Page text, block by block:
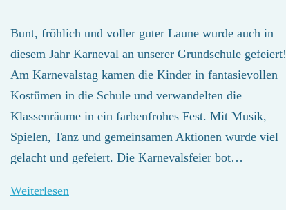
Bunt, fröhlich und voller guter Laune wurde auch in
diesem Jahr Karneval an unserer Grundschule gefeiert!
Am Karnevalstag kamen die Kinder in fantasievollen
Kostümen in die Schule und verwandelten die
Klassenräume in ein farbenfrohes Fest. Mit Musik,
Spielen, Tanz und gemeinsamen Aktionen wurde viel
gelacht und gefeiert. Die Karnevalsfeier bot…
Weiterlesen